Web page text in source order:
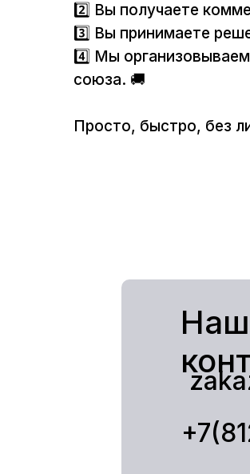
2️⃣ Вы получаете
3️⃣ Вы принимаете
4️⃣ Мы
союза. 🚚
Просто, быстро, без